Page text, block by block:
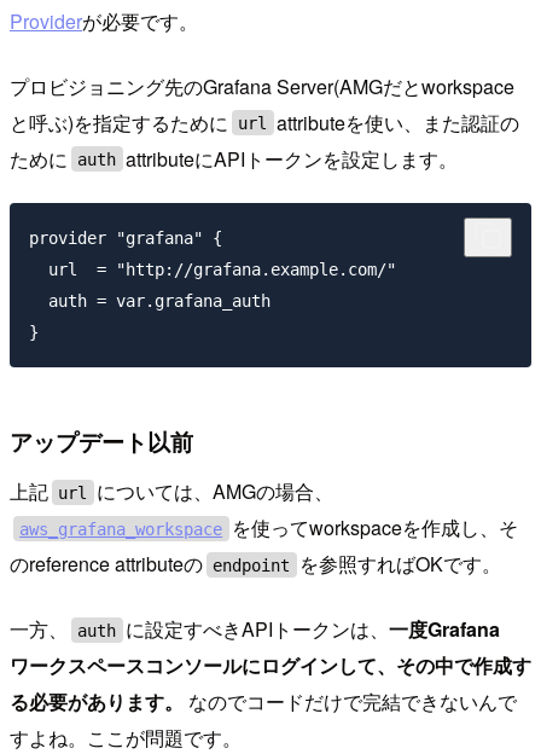
Providerが必要です。
プロビジョニング先のGrafana Server(AMGだとworkspace
と呼ぶ)を指定するために
url
attributeを使い、また認証の
ために
auth attributeにAPIトークンを設定します。
provider "grafana" {
  url  = "http://grafana.example.com/"
  auth = var.grafana_auth
アップデート以前
上記 url については、AMGの場合、
aws_grafana_workspace
を使ってworkspaceを作成し、そ
のreference attributeの endpoint を参照すればOKです。
一方、 auth に設定すべきAPIトークンは、一度Grafana
ワークスペースコンソールにログインして、その中で作成す
る必要があります。
なのでコードだけで完結できないんで
すよね。ここが問題です。